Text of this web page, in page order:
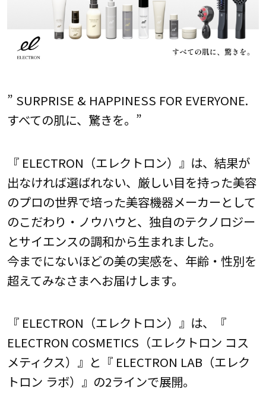
” SURPRISE & HAPPINESS FOR EVERYONE.
すべての肌に、驚きを。”
『 ELECTRON（エレクトロン）』は、結果が
出なければ選ばれない、厳しい目を持った美容
のプロの世界で培った美容機器メーカーとして
のこだわり・ノウハウと、独自のテクノロジー
とサイエンスの調和から生まれました。
今までにないほどの美の実感を、年齢・性別を
超えてみなさまへお届けします。
『 ELECTRON（エレクトロン）』は、『
ELECTRON COSMETICS（エレクトロン コス
メティクス）』と『 ELECTRON LAB（エレク
トロン ラボ）』の2ラインで展開。